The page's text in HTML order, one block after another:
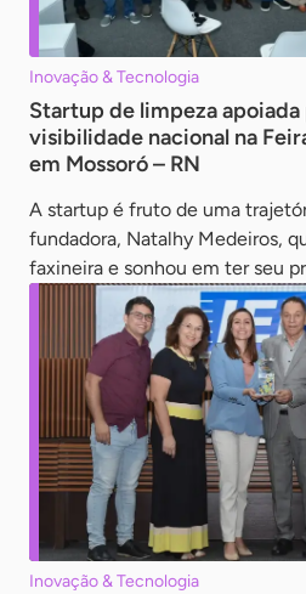
Inovação & Tecnologia
Startup de limpeza
visibilidade nacional na
em Mossoró – RN
A startup é fruto de uma
fundadora, Natalhy Medeiros,
faxineira e sonhou em ter seu
Inovação & Tecnologia